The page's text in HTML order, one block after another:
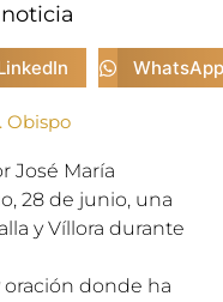
WhatsApp
Obispo
José María
28 de junio, una
y Víllora durante
donde ha